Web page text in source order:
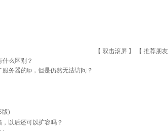
【 双击滚屏 】 【 推荐朋友
么区别？
务器的Ip，但是仍然无法访问？
版)
以后还可以扩容吗？